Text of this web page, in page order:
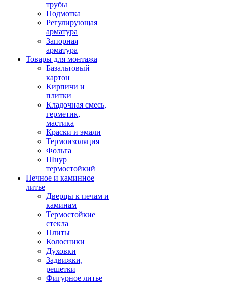
трубы
Подмотка
Регулирующая
арматура
Запорная
арматура
Товары для монтажа
Базальтовый
картон
Кирпичи и
плитки
Кладочная смесь,
герметик,
мастика
Краски и эмали
Термоизоляция
Фольга
Шнур
термостойкий
Печное и каминное
литье
Дверцы к печам и
каминам
Термостойкие
стекла
Плиты
Колосники
Духовки
Задвижки,
решетки
Фигурное литье